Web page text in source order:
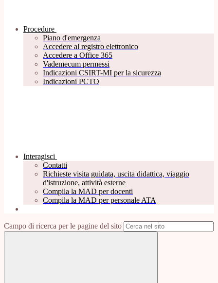
Procedure
Piano d'emergenza
Accedere al registro elettronico
Accedere a Office 365
Vademecum permessi
Indicazioni CSIRT-MI per la sicurezza
Indicazioni PCTO
Interagisci
Contatti
Richieste visita guidata, uscita didattica, viaggio
d'istruzione, attività esterne
Compila la MAD per docenti
Compila la MAD per personale ATA
Campo di ricerca per le pagine del sito